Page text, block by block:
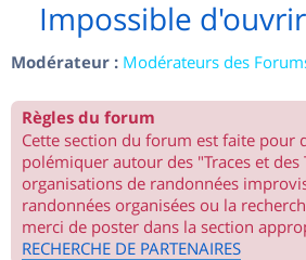
Impossible d'ouvrir
Modérateur : Modérateurs des
Règles du forum
Cette section du forum est faite pour
polémiquer autour des "Traces et des
organisations de randonnées
randonnées organisées ou la
merci de poster dans la section
RECHERCHE DE PARTENAIRES